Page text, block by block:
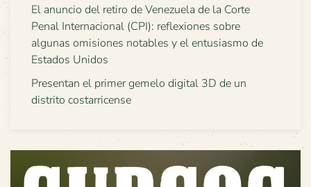
El anuncio del retiro de Venezuela de la Corte
Penal Internacional (CPI): reflexiones sobre
algunas omisiones notables y el entusiasmo de
Estados Unidos
Presentan el primer gemelo digital 3D de un
distrito costarricense